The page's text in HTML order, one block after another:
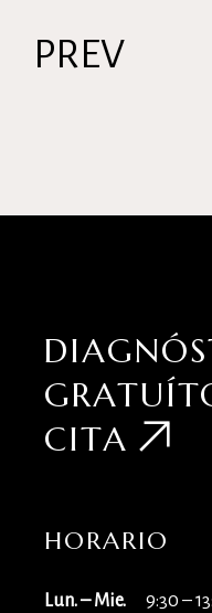
PREV
CITA
HORARIO
Lun. – Mie. 9:30 –